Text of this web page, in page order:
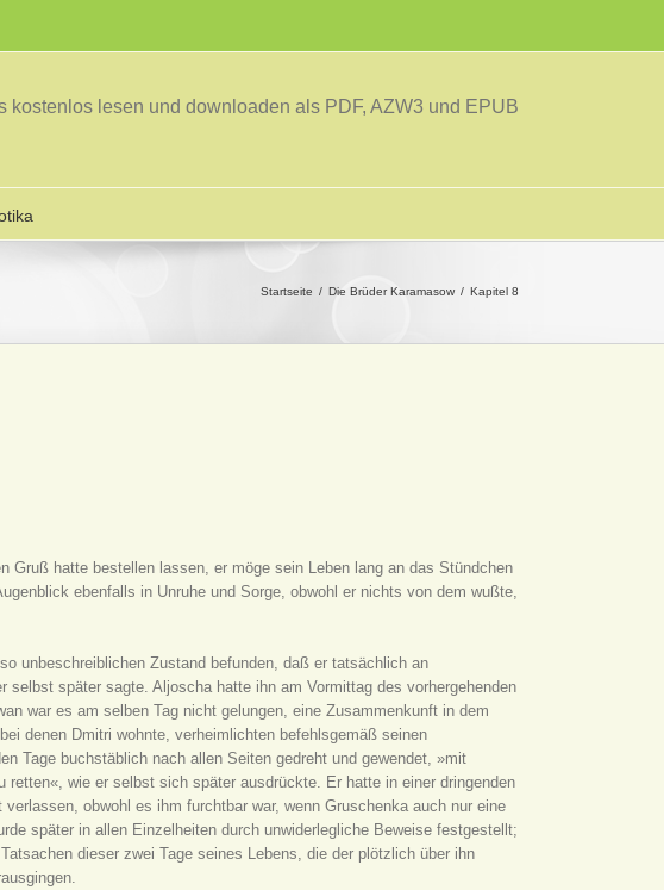
kostenlos lesen und downloaden als PDF, AZW3 und EPUB
Startseite Die Brüder Karamasow Kapitel 8
Gruß hatte bestellen lassen, er möge sein Leben lang an das Stündchen
ebenfalls in Unruhe und Sorge, obwohl er nichts von dem wußte,
unbeschreiblichen Zustand befunden, daß er tatsächlich an
selbst später sagte. Aljoscha hatte ihn am Vormittag des vorhergehenden
war es am selben Tag nicht gelungen, eine Zusammenkunft in dem
denen Dmitri wohnte, verheimlichten befehlsgemäß seinen
Tage buchstäblich nach allen Seiten gedreht und gewendet, »mit
wie er selbst sich später ausdrückte. Er hatte in einer dringenden
obwohl es ihm furchtbar war, wenn Gruschenka auch nur eine
später in allen Einzelheiten durch unwiderlegliche Beweise festgestellt;
dieser zwei Tage seines Lebens, die der plötzlich über ihn